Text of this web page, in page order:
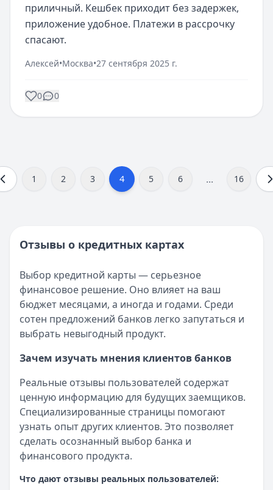
приличный. Кешбек приходит без задержек,
приложение удобное. Платежи в рассрочку
спасают.
Алексей•Москва•27 сентября 2025 г.
0 0
1 2 3 4 5 6 ... 16
Отзывы о кредитных картах
Выбор кредитной карты — серьезное
финансовое решение. Оно влияет на ваш
бюджет месяцами, а иногда и годами. Среди
сотен предложений банков легко запутаться и
выбрать невыгодный продукт.
Зачем изучать мнения клиентов банков
Реальные отзывы пользователей содержат
ценную информацию для будущих заемщиков.
Специализированные страницы помогают
узнать опыт других клиентов. Это позволяет
сделать осознанный выбор банка и
финансового продукта.
Что дают отзывы реальных пользователей: